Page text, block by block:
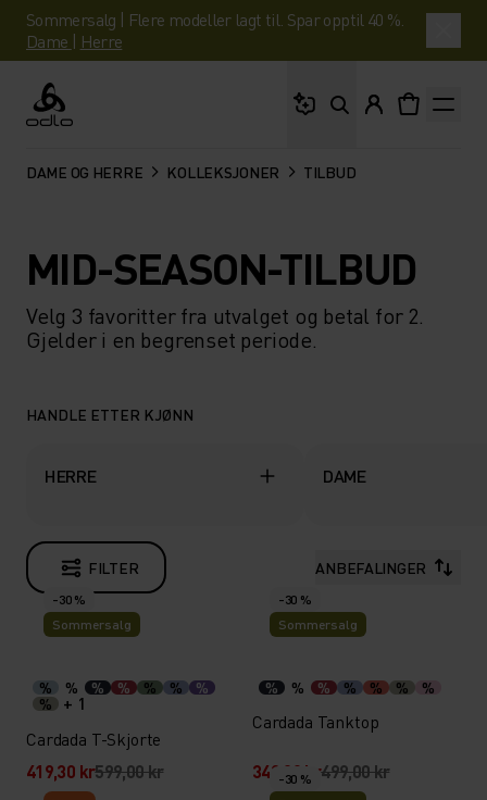
Sommersalg | Flere modeller lagt til. Spar opptil 40 %.
Dame | Herre
Odlo
DAME OG HERRE KOLLEKSJONER TILBUD
MID-SEASON-TILBUD
Velg 3 favoritter fra utvalget og betal for 2.
Gjelder i en begrenset periode.
HANDLE ETTER KJØNN
HERRE DAME
FILTER ANBEFALINGER
-30 %
Sommersalg
% % % % % %
%
%
+ 1
Cardada T-Skjorte
419,30 kr599,00 kr
-30 %
Sommersalg
% % % % % % %
Cardada Tanktop
349,30 kr499,00 kr
-30 %